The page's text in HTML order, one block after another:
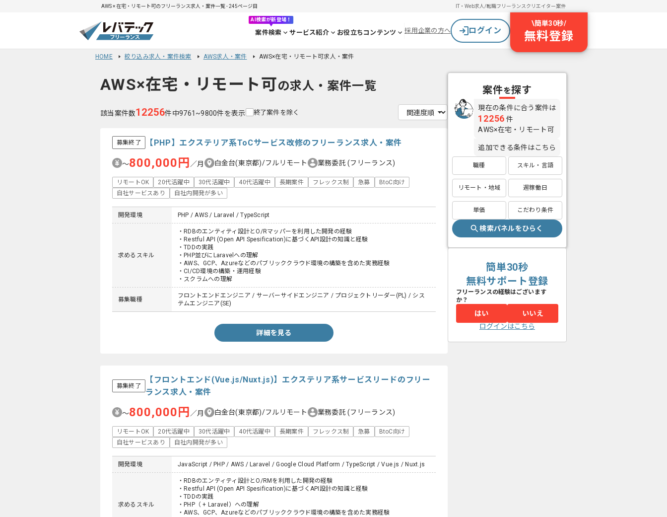
AWS × 在宅・リモート可のフリーランス求人・案件一覧 - 245ページ目 IT・Web求人/転職フリーランスクリエイター案件
AI検索が新登場！
案件検索 サービス紹介 お役立ちコンテンツ 採用企業の方へ ログイン
\簡単30秒/
無料登録
HOME 絞り込み求人・案件検索 AWS求人・案件 AWS×在宅・リモート可求人・案件
AWS×在宅・リモート可の求人・案件一覧
該当案件数12256件中9761~9800件を表示 終了案件を除く
募集終了 【PHP】エクステリア系ToCサービス改修のフリーランス求人・案件
〜800,000円 ／月 白金台(東京都)/フルリモート 業務委託(フリーランス)
リモートOK 20代活躍中 30代活躍中 40代活躍中 長期案件 フレックス制 急募
BtoC向け
自社サービスあり
自社内開発が多い
開発環境 PHP / AWS / Laravel / TypeScript
求めるスキル
・RDBのエンティティ設計とO/Rマッパーを利用した開発の経験
・Restful API (Open API Spesification)に基づくAPI設計の知識と経験
・TDDの実践
・PHP並びにLaravelへの理解
・AWS、GCP、Azureなどのパブリッククラウド環境の構築を含めた実務経験
・CI/CD環境の構築・運用経験
・スクラムへの理解
募集職種
フロントエンドエンジニア / サーバーサイドエンジニア / プロジェクトリーダー(PL) / シス
テムエンジニア(SE)
詳細を見る
募集終了
【フロントエンド(Vue.js/Nuxt.js)】エクステリア系サービスリードのフリー
ランス求人・案件
〜800,000円 ／月 白金台(東京都)/フルリモート 業務委託(フリーランス)
リモートOK 20代活躍中 30代活躍中 40代活躍中 長期案件 フレックス制 急募
BtoC向け
自社サービスあり
自社内開発が多い
開発環境 JavaScript / PHP / AWS / Laravel / Google Cloud Platform / TypeScript / Vue.js / Nuxt.js
求めるスキル
・RDBのエンティティ設計とO/RMを利用した開発の経験
・Restful API (Open API Spesification)に基づくAPI設計の知識と経験
・TDDの実践
・PHP（ + Laravel）への理解
・AWS、GCP、Azureなどのパブリッククラウド環境の構築を含めた実務経験
案件を探す
現在の条件に合う案件は
12256 件
AWS×在宅・リモート可
追加できる条件はこちら
職種 スキル・言語
リモート・地域 週稼働日
単価 こだわり条件
検索パネルをひらく
簡単30秒
無料サポート登録
フリーランスの経験はございます
か？
はい
いいえ
ログインはこちら